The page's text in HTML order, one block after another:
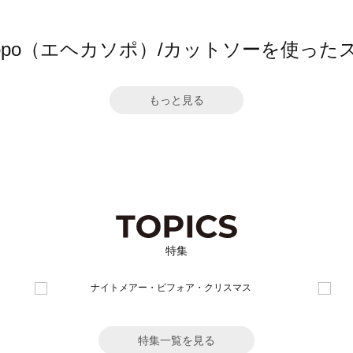
（エヘカソポ）/カットソーを使った
もっと見る
特集
特集一覧を見る